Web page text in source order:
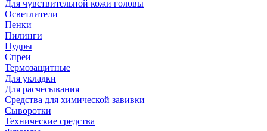
Для чувствительной кожи головы
Осветлители
Пенки
Пилинги
Пудры
Спреи
Термозащитные
Для укладки
Для расчесывания
Средства для химической завивки
Сыворотки
Технические средства